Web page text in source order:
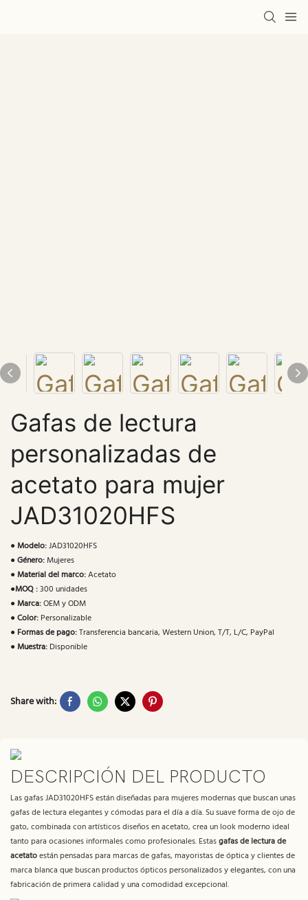
Gafas de lectura
personalizadas de
acetato para mujer
JAD31020HFS
●Modelo:JAD31020HFS
●Género:Mujeres
●Material del marco:Acetato
●MOQ :300 unidades
●Marca:OEM y ODM
●Color: Personalizable
● Formas de pago:Transferencia bancaria, Western Union, T/T, L/C, PayPal
●Muestra: Disponible
Share with:
DESCRIPCIÓN DEL PRODUCTO
Las gafas JAD31020HFS están diseñadas para mujeres modernas que buscan unas
gafas de lectura elegantes y cómodas para el día a día. Su suave forma de ojo de
gato, combinada con artísticos diseños en acetato, crea un look moderno ideal
tanto para ocasiones informales como profesionales. Estasgafas de lectura de
acetatoestán pensadas para marcas de gafas, mayoristas de óptica y clientes de
marca blanca que buscan productos ópticos personalizados y elegantes, con una
fabricación de primera calidad y una comodidad excepcional.